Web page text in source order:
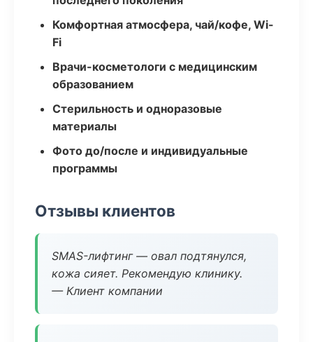
Комфортная атмосфера, чай/кофе, Wi-
Fi
Врачи-косметологи с медицинским
образованием
Стерильность и одноразовые
материалы
Фото до/после и индивидуальные
программы
Отзывы клиентов
SMAS-лифтинг — овал подтянулся,
кожа сияет. Рекомендую клинику.
— Клиент компании